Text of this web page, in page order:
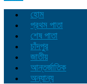
হোম
প্রথম পাতা
শেষ পাতা
চাঁদপুর
জাতীয়
আন্তর্জাতিক
অন্যান্য